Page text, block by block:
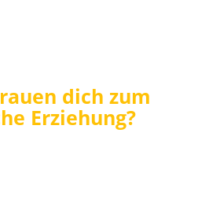
dich zum
Erziehung?